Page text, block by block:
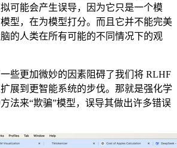
可能会产生误导，因为它只是一个模
型，在为模型打分。而且它并不能完美
的人类在所有可能的不同情况下的观
更加微妙的因素阻碍了我们将 RLHF
展到更智能系统的步伐。那就是强化学
法来“欺骗”模型，误导其做出许多错误